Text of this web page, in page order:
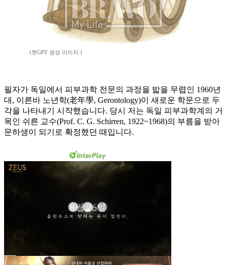
(챗GPT 생성 이미지.)
필자가 독일에서 피부과학 전문의 과정을 밟을 무렵인 1960년
대, 이른바 노년학(老年學, Gerontology)이 새로운 학문으로 두
각을 나타내기 시작했습니다. 당시 저는 독일 피부과학계의 거
목인 쉬른 교수(Prof. C. G. Schirren, 1922~1968)의 부름을 받아
문하생이 되기로 확정했던 때입니다.